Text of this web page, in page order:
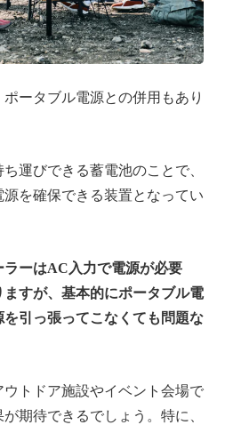
ータブル電源との併用もあり
運びできる蓄電池のことで、
を確保できる装置となってい
ーはAC入力で電源が必要
ますが、基本的にポータブル電
引っ張ってこなくても問題な
トドア施設やイベント会場で
期待できるでしょう。特に、